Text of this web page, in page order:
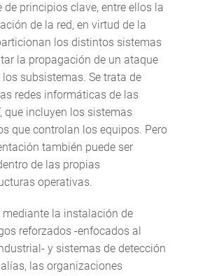
de principios clave, entre ellos la
de la red, en virtud de la
los distintos sistemas
la propagación de un ataque
subsistemas. Se trata de
redes informáticas de las
que incluyen los sistemas
que controlan los equipos. Pero
también puede ser
de las propias
operativas.
mediante la instalación de
reforzados -enfocados al
y sistemas de detección
las organizaciones